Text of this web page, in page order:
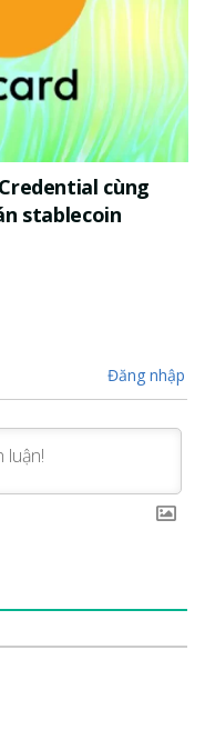
cùng
stablecoin
Đăng nhập